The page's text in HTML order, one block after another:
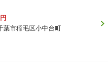
葉市稲毛区小中台町